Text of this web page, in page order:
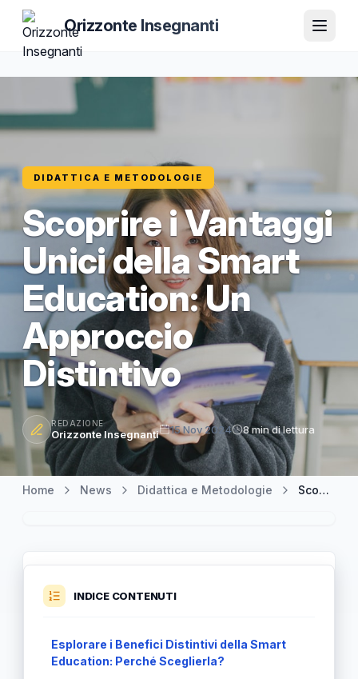
Orizzonte Insegnanti
DIDATTICA E METODOLOGIE
Scoprire i Vantaggi
Unici della Smart
Education: Un
Approccio
Distintivo
REDAZIONE
Orizzonte Insegnanti 15 Nov 2024 8 min di lettura
Home News Didattica e Metodologie Scoprire i Vantaggi Unici della Smart Education: Un Approccio Distintivo
INDICE CONTENUTI
Esplorare i Benefici Distintivi della Smart
Education: Perché Sceglierla?